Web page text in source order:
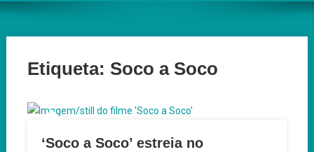
Etiqueta: Soco a Soco
‘Soco a Soco’ estreia no